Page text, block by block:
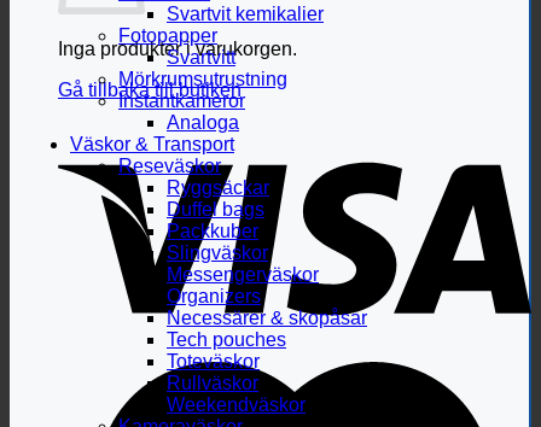
Inga produkter i varukorgen.
Gå tillbaka till butiken
Svartvit kemikalier
Fotopapper
Svartvitt
Mörkrumsutrustning
Instantkameror
Analoga
Väskor & Transport
Reseväskor
Ryggsäckar
Duffel bags
Packkuber
Slingväskor
Messengerväskor
Organizers
Necessärer & skopåsar
Tech pouches
Toteväskor
Rullväskor
Weekendväskor